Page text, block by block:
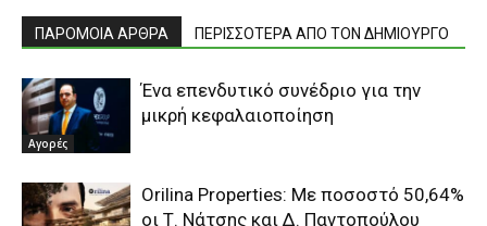
ΠΑΡΟΜΟΙΑ ΑΡΘΡΑ ΠΕΡΙΣΣΟΤΕΡΑ ΑΠΟ ΤΟΝ ΔΗΜΙΟΥΡΓΟ
Αγορές
Ένα επενδυτικό συνέδριο για την
μικρή κεφαλαιοποίηση
Orilina Properties: Με ποσοστό 50,64%
οι Τ. Νάτσης και Δ. Παντοπούλου